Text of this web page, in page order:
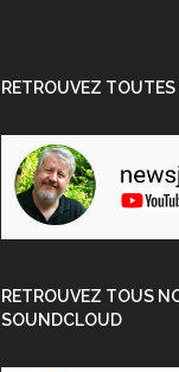
RETROUVEZ
RETROUVEZ TOUS
SOUNDCLOUD